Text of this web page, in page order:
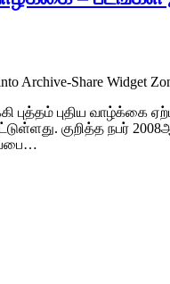
Archive-Share Widget
புத்தம் புதிய
குறித்த நபர்